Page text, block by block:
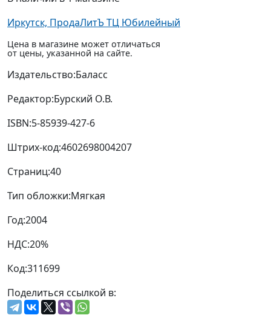
Иркутск, ПродаЛитЪ ТЦ Юбилейный
Цена в магазине может отличаться
от цены, указанной на сайте.
Издательство:Баласс
Редактор:Бурский О.В.
ISBN:5-85939-427-6
Штрих-код:4602698004207
Страниц:40
Тип обложки:Мягкая
Год:2004
НДС:20%
Код:311699
Поделиться ссылкой в: